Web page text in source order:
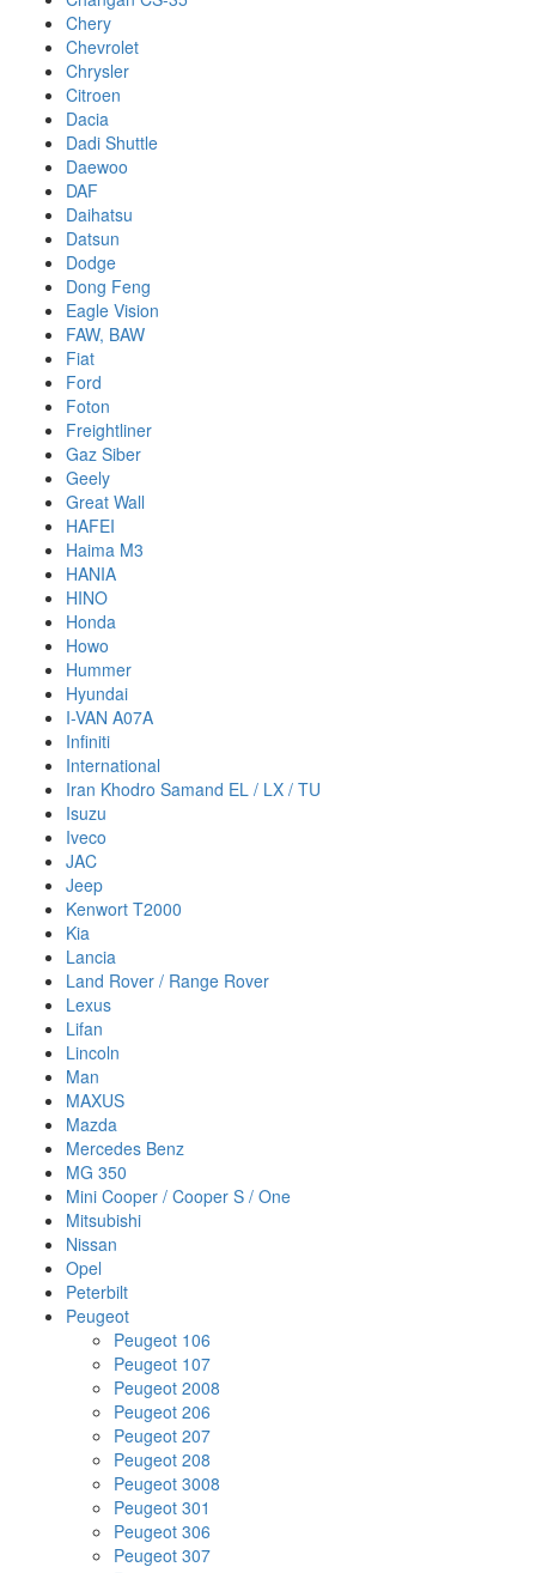
Chery
Chevrolet
Chrysler
Citroen
Dacia
Dadi Shuttle
Daewoo
DAF
Daihatsu
Datsun
Dodge
Dong Feng
Eagle Vision
FAW, BAW
Fiat
Ford
Foton
Freightliner
Gaz Siber
Geely
Great Wall
HAFEI
Haima M3
HANIA
HINO
Honda
Howo
Hummer
Hyundai
I-VAN A07A
Infiniti
International
Iran Khodro Samand EL / LX / TU
Isuzu
Iveco
JAC
Jeep
Kenwort T2000
Kia
Lancia
Land Rover / Range Rover
Lexus
Lifan
Lincoln
Man
MAXUS
Mazda
Mercedes Benz
MG 350
Mini Cooper / Cooper S / One
Mitsubishi
Nissan
Opel
Peterbilt
Peugeot
Peugeot 106
Peugeot 107
Peugeot 2008
Peugeot 206
Peugeot 207
Peugeot 208
Peugeot 3008
Peugeot 301
Peugeot 306
Peugeot 307